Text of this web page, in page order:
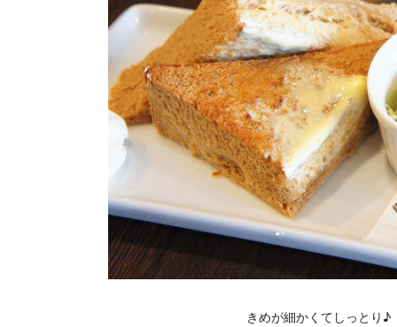
きめが細かくてしっとり